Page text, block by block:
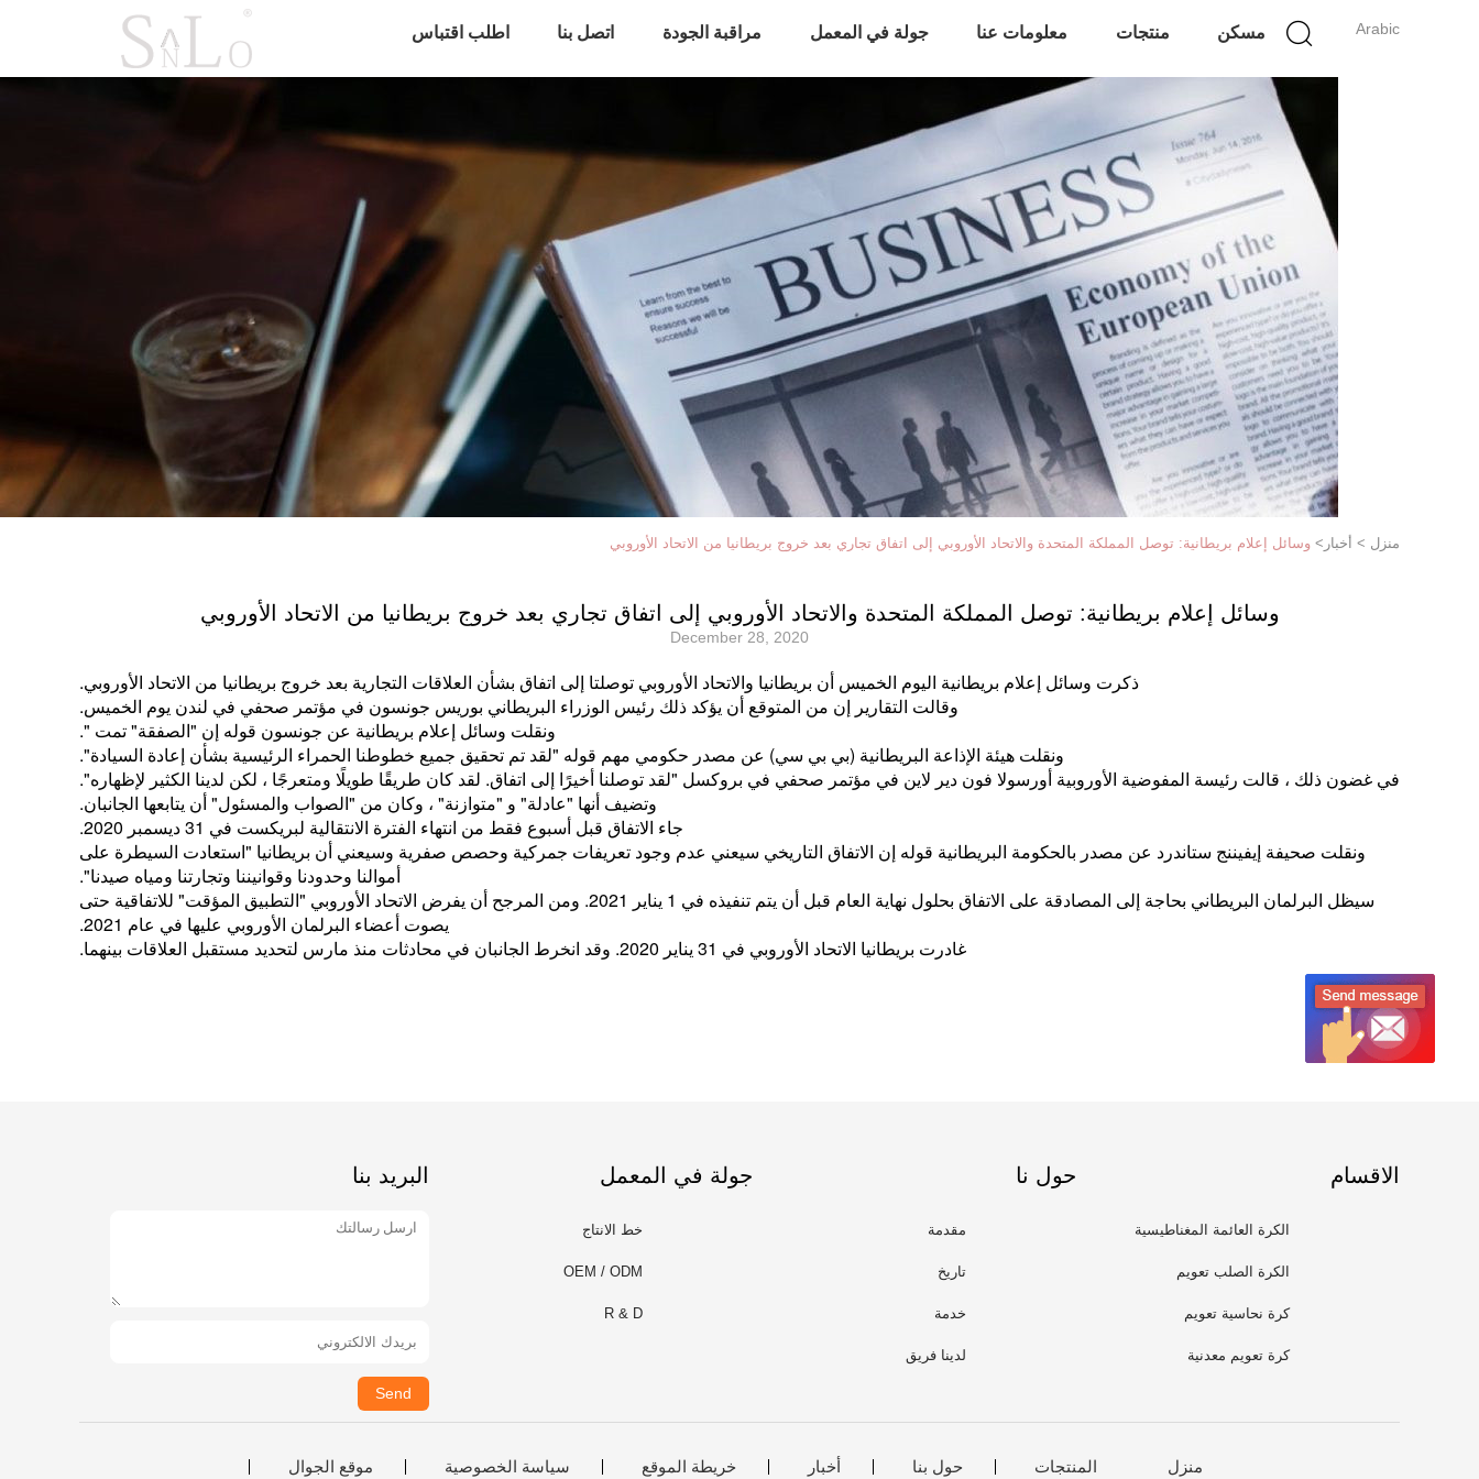
Arabic مسكن منتجات معلومات عنا جولة في المعمل مراقبة الجودة اتصل بنا اطلب اقتباس
منزل > أخبار > وسائل إعلام بريطانية: توصل المملكة المتحدة والاتحاد الأوروبي إلى اتفاق تجاري بعد خروج بريطانيا من الاتحاد الأوروبي
وسائل إعلام بريطانية: توصل المملكة المتحدة والاتحاد الأوروبي إلى اتفاق تجاري بعد خروج بريطانيا من الاتحاد الأوروبي
December 28, 2020
ذكرت وسائل إعلام بريطانية اليوم الخميس أن بريطانيا والاتحاد الأوروبي توصلتا إلى اتفاق بشأن العلاقات التجارية بعد خروج بريطانيا من الاتحاد الأوروبي.
وقالت التقارير إن من المتوقع أن يؤكد ذلك رئيس الوزراء البريطاني بوريس جونسون في مؤتمر صحفي في لندن يوم الخميس.
ونقلت وسائل إعلام بريطانية عن جونسون قوله إن "الصفقة" تمت ".
ونقلت هيئة الإذاعة البريطانية (بي بي سي) عن مصدر حكومي مهم قوله "لقد تم تحقيق جميع خطوطنا الحمراء الرئيسية بشأن إعادة السيادة".
في غضون ذلك ، قالت رئيسة المفوضية الأوروبية أورسولا فون دير لاين في مؤتمر صحفي في بروكسل "لقد توصلنا أخيرًا إلى اتفاق. لقد كان طريقًا طويلًا ومتعرجًا ، لكن لدينا الكثير لإظهاره".
وتضيف أنها "عادلة" و "متوازنة" ، وكان من "الصواب والمسئول" أن يتابعها الجانبان.
جاء الاتفاق قبل أسبوع فقط من انتهاء الفترة الانتقالية لبريكست في 31 ديسمبر 2020.
ونقلت صحيفة إيفيننج ستاندرد عن مصدر بالحكومة البريطانية قوله إن الاتفاق التاريخي سيعني عدم وجود تعريفات جمركية وحصص صفرية وسيعني أن بريطانيا "استعادت السيطرة على
أموالنا وحدودنا وقوانيننا وتجارتنا ومياه صيدنا".
سيظل البرلمان البريطاني بحاجة إلى المصادقة على الاتفاق بحلول نهاية العام قبل أن يتم تنفيذه في 1 يناير 2021. ومن المرجح أن يفرض الاتحاد الأوروبي "التطبيق المؤقت" للاتفاقية حتى
يصوت أعضاء البرلمان الأوروبي عليها في عام 2021.
غادرت بريطانيا الاتحاد الأوروبي في 31 يناير 2020. وقد انخرط الجانبان في محادثات منذ مارس لتحديد مستقبل العلاقات بينهما.
الاقسام
الكرة العائمة المغناطيسية
الكرة الصلب تعويم
كرة نحاسية تعويم
كرة تعويم معدنية
حول نا
مقدمة
تاريخ
خدمة
لدينا فريق
جولة في المعمل
خط الانتاج
OEM / ODM
R & D
البريد بنا
Send
منزل المنتجات حول بنا أخبار خريطة الموقع سياسة الخصوصية موقع الجوال